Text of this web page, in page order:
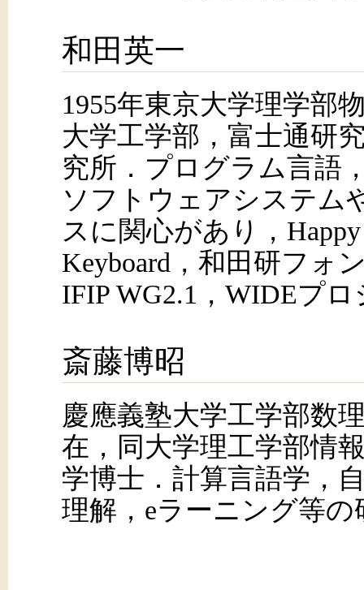
和田英一
1955年東京大学理学部
大学工学部，富士通研
究所．プログラム言語
ソフトウェアシステム
スに関心があり，
Keyboard，和田研フォ
IFIP WG2.1，WIDEプ
斎藤博昭
慶應義塾大学工学部数
在，同大学理工学部情
学博士．計算言語学，
理解，eラーニング等の